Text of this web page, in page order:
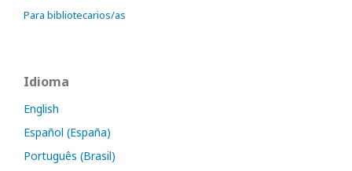
Para bibliotecarios/as
Idioma
English
Español (España)
Português (Brasil)